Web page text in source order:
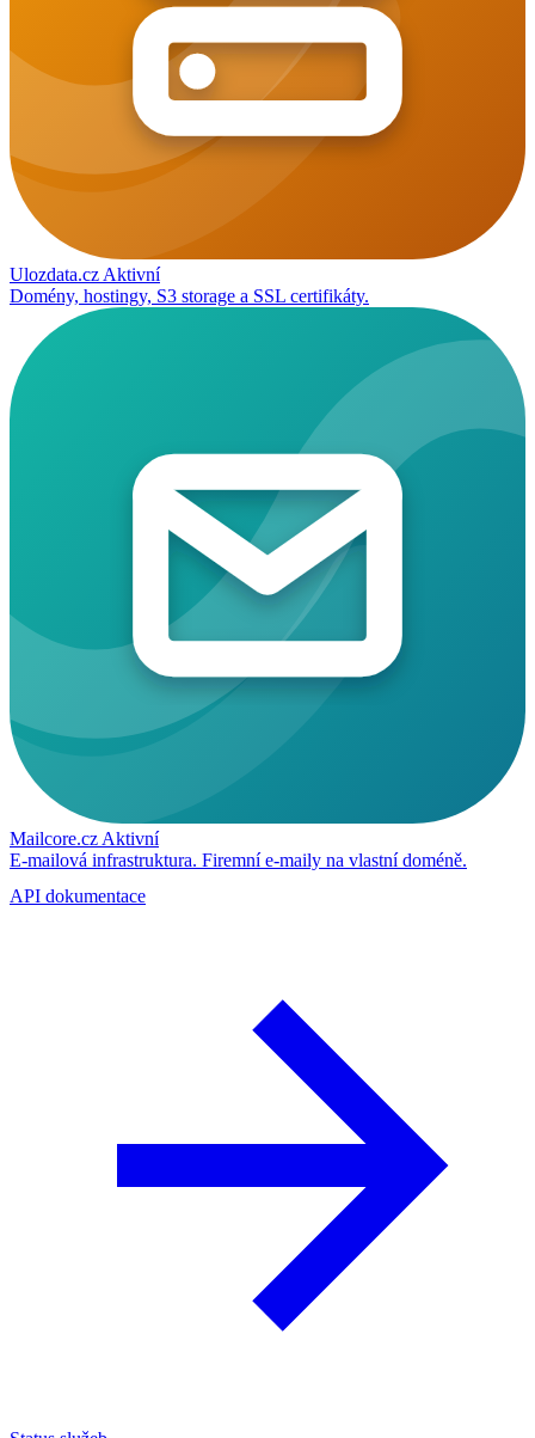
Ulozdata.cz Aktivní
Domény, hostingy, S3 storage a SSL certifikáty.
Mailcore.cz Aktivní
E-mailová infrastruktura. Firemní e-maily na vlastní doméně.
API dokumentace